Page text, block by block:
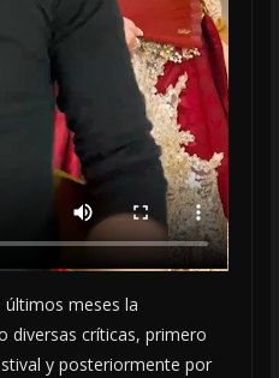
últimos meses la
diversas críticas, primero
y posteriormente por